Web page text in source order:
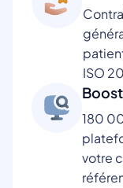
ISO
180
votre